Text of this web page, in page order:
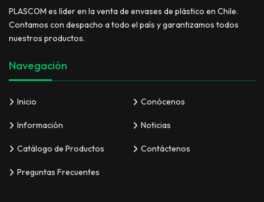
PLASCOM es líder en la venta de envases de plástico en Chile.
Contamos con despacho a todo el país y garantizamos todos
nuestros productos.
Navegación
Inicio Conócenos
Información Noticias
Catálogo de Productos Contáctenos
Preguntas Frecuentes